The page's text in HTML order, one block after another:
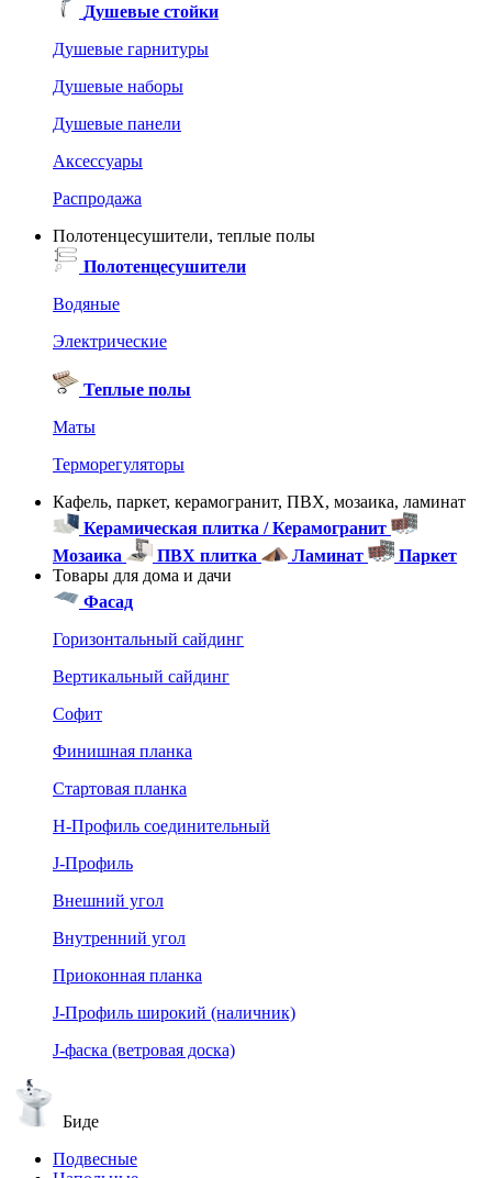
Душевые стойки
Душевые гарнитуры
Душевые наборы
Душевые панели
Аксессуары
Распродажа
Полотенцесушители, теплые полы
Полотенцесушители
Водяные
Электрические
Теплые полы
Маты
Терморегуляторы
Кафель, паркет, керамогранит, ПВХ, мозаика, ламинат
Керамическая плитка / Керамогранит
Мозаика
ПВХ плитка Ламинат
Паркет
Товары для дома и дачи
Фасад
Горизонтальный сайдинг
Вертикальный сайдинг
Софит
Финишная планка
Стартовая планка
Н-Профиль соединительный
J-Профиль
Внешний угол
Внутренний угол
Приоконная планка
J-Профиль широкий (наличник)
J-фаска (ветровая доска)
Биде
Подвесные